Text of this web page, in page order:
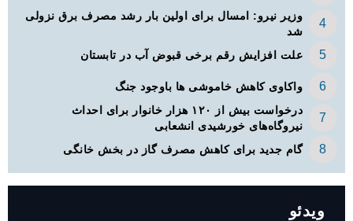
وزیر نیرو: امسال برای اولین بار رشد مصرف برق نزولی
شد
علت افزایش رقم برخی قبوض آب در تابستان
واکاوی کاهش خاموشی ها باوجود جنگ
درخواست بیش از ۱۲۰ هزار خانوار برای احداث
نیروگاه‌های خورشیدی انشعابی
گام جدید برای کاهش مصرف گاز در بخش خانگی
ویدئو